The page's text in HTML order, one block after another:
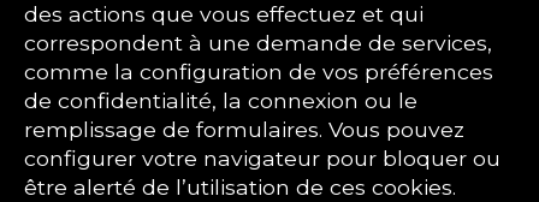
des actions que vous effectuez et qui
correspondent à une demande de services,
comme la configuration de vos préférences
de confidentialité, la connexion ou le
remplissage de formulaires. Vous pouvez
configurer votre navigateur pour bloquer ou
être alerté de l’utilisation de ces cookies.